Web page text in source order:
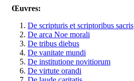
Œuvres:
De scripturis et scriptoribus sacris
De arca Noe morali
De tribus diebus
De vanitate mundi
De institutione novitiorum
De virtute orandi